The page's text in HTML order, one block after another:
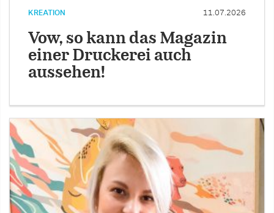
KREATION 11.07.2026
Vow, so kann das Magazin
einer Druckerei auch
aussehen!